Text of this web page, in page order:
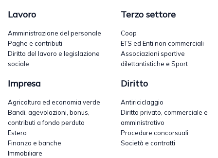
Lavoro
Amministrazione del personale
Paghe e contributi
Diritto del lavoro e legislazione
sociale
Terzo settore
Coop
ETS ed Enti non commerciali
Associazioni sportive
dilettantistiche e Sport
Impresa
Agricoltura ed economia verde
Bandi, agevolazioni, bonus,
contributi a fondo perduto
Estero
Finanza e banche
Immobiliare
Diritto
Antiriciclaggio
Diritto privato, commerciale e
amministrativo
Procedure concorsuali
Società e contratti